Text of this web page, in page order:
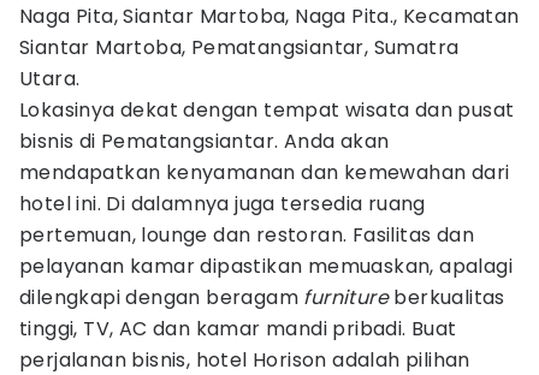
Naga Pita, Siantar Martoba, Naga Pita., Kecamatan
Siantar Martoba, Pematangsiantar, Sumatra
Utara.
Lokasinya dekat dengan tempat wisata dan pusat
bisnis di Pematangsiantar. Anda akan
mendapatkan kenyamanan dan kemewahan dari
hotel ini. Di dalamnya juga tersedia ruang
pertemuan, lounge dan restoran. Fasilitas dan
pelayanan kamar dipastikan memuaskan, apalagi
dilengkapi dengan beragam furnitureberkualitas
tinggi, TV, AC dan kamar mandi pribadi. Buat
perjalanan bisnis, hotel Horison adalah pilihan